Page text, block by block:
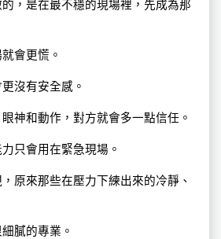
，是在最不穩的現場裡，先成為那
會更慌。
沒有安全感。
神和動作，對方就會多一點信任。
只會用在緊急現場。
原來那些在壓力下練出來的冷靜、
膩的專業。